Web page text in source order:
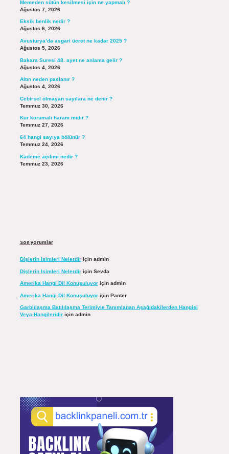
Memeden sütün kesilmesi için ne yapmalı ?
Ağustos 7, 2026
Eksik benlik nedir ?
Ağustos 6, 2026
Avusturya’da asgari ücret ne kadar 2025 ?
Ağustos 5, 2026
Bakara Suresi 48. ayet ne anlama gelir ?
Ağustos 4, 2026
Altın neden paslanır ?
Ağustos 4, 2026
Cebirsel olmayan sayılara ne denir ?
Temmuz 30, 2026
Kur korumalı haram mıdır ?
Temmuz 27, 2026
64 hangi sayıya bölünür ?
Temmuz 24, 2026
Kademe açılımı nedir ?
Temmuz 23, 2026
Son yorumlar
Dişlerin Isimleri Nelerdiriçin admin
Dişlerin Isimleri Nelerdiriçin Sevda
Amerika Hangi Dil Konuşuluyoriçin admin
Amerika Hangi Dil Konuşuluyoriçin Panter
Garblılaşma Batılılaşma Terimiyle Tanımlanan Aşağıdakilerden Hangisi
Veya Hangileridiriçin admin